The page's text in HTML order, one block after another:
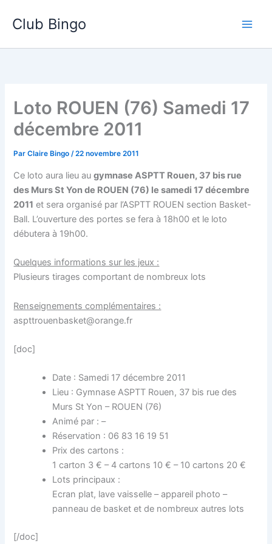
Club Bingo
Loto ROUEN (76) Samedi 17
décembre 2011
ParClaire Bingo/22 novembre 2011
Ce loto aura lieu augymnase ASPTT Rouen, 37 bis rue
des Murs St Yon de ROUEN (76) le samedi 17 décembre
2011 et sera organisé par l’ASPTT ROUEN section Basket-
Ball. L’ouverture des portes se fera à 18h00 et le loto
débutera à 19h00.
Quelques informations sur les jeux :
Plusieurs tirages comportant de nombreux lots
Renseignements complémentaires :
aspttrouenbasket@orange.fr
[doc]
Date : Samedi 17 décembre 2011
Lieu : Gymnase ASPTT Rouen, 37 bis rue des
Murs St Yon – ROUEN (76)
Animé par : –
Réservation : 06 83 16 19 51
Prix des cartons :
1 carton 3 € – 4 cartons 10 € – 10 cartons 20 €
Lots principaux :
Ecran plat, lave vaisselle – appareil photo –
panneau de basket et de nombreux autres lots
[/doc]